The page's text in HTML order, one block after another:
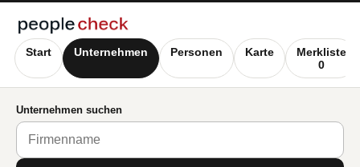
Start Unternehmen Personen Karte
Merkliste
0
Unternehmen suchen